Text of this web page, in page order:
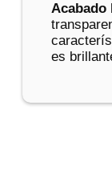
Acabado
es